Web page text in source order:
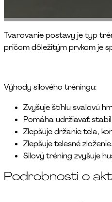
Tvarovanie postavy je typ
pričom dôležitým prvkom je
Výhody silového tréningu:
Zvyšuje štíhlu svalovú
Pomáha udržiavať
Zlepšuje držanie tela,
Zlepšuje telesné
Silový tréning zvyšuje
Podrobnosti o